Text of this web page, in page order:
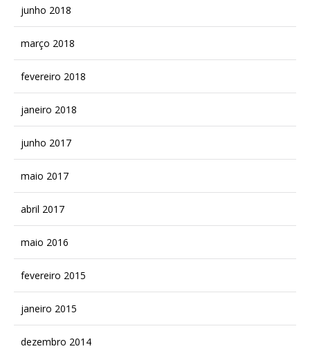
junho 2018
março 2018
fevereiro 2018
janeiro 2018
junho 2017
maio 2017
abril 2017
maio 2016
fevereiro 2015
janeiro 2015
dezembro 2014